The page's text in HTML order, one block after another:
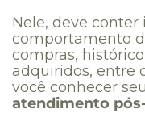
Nele, deve conter
comportamento
compras,
adquiridos, entre
você conhecer
atendimento